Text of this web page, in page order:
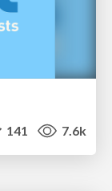
141 7.6k